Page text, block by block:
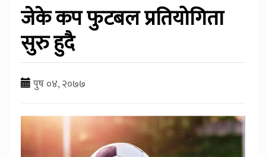
जेके कप फुटबल प्रतियोगिता
सुरु हुदै
पुष ०४, २०७७